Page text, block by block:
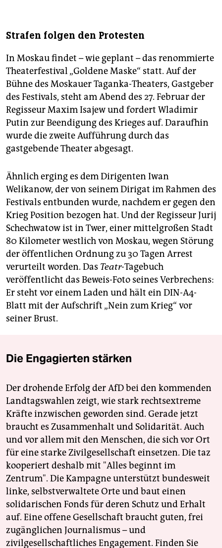
Strafen folgen den Protesten
In Moskau findet – wie geplant – das renommierte
Theaterfestival „Goldene Maske“ statt. Auf der
Bühne des Moskauer Taganka-Thea­ters, Gastgeber
des Festivals, steht am Abend des 27. Februar der
Regisseur Maxim Isajew und fordert Wladimir
Putin zur Beendigung des Krieges auf. Daraufhin
wurde die zweite Aufführung durch das
gastgebende Theater abgesagt.
Ähnlich erging es dem Dirigenten Iwan
Welikanow, der von seinem Dirigat im Rahmen des
Festivals entbunden wurde, nachdem er gegen den
Krieg Position bezogen hat. Und der Regisseur Jurij
Schechwatow ist in Twer, einer mittelgroßen Stadt
80 Kilometer westlich von Moskau, wegen Störung
der öffentlichen Ordnung zu 30 Tagen Arrest
verurteilt worden. Das Teatr-Tagebuch
veröffentlicht das Beweis-Foto seines Verbrechens:
Er steht vor einem Laden und hält ein DIN-A4-
Blatt mit der Aufschrift „Nein zum Krieg“ vor
seiner Brust.
Die Engagierten stärken
Der drohende Erfolg der AfD bei den kommenden
Landtagswahlen zeigt, wie stark rechtsextreme
Kräfte inzwischen geworden sind. Gerade jetzt
braucht es Zusammenhalt und Solidarität. Auch
und vor allem mit den Menschen, die sich vor Ort
für eine starke Zivilgesellschaft einsetzen. Die taz
kooperiert deshalb mit "Alles beginnt im
Zentrum". Die Kampagne unterstützt bundesweit
linke, selbstverwaltete Orte und baut einen
solidarischen Fonds für deren Schutz und Erhalt
auf. Eine offene Gesellschaft braucht guten, frei
zugänglichen Journalismus – und
zivilgesellschaftliches Engagement. Finden Sie